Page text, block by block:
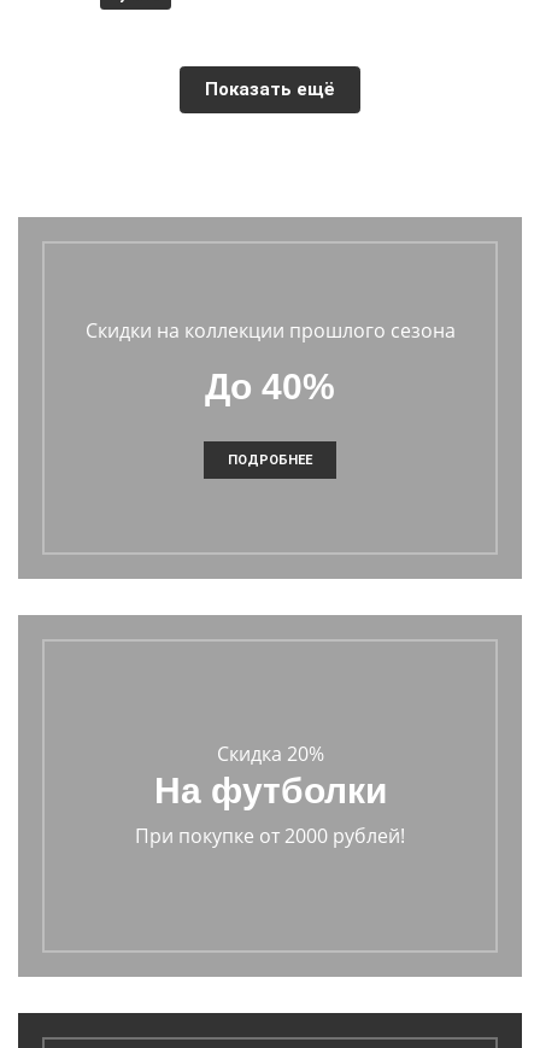
Показать ещё
Скидки на коллекции прошлого сезона
До 40%
ПОДРОБНЕЕ
Скидка 20%
На футболки
При покупке от 2000 рублей!